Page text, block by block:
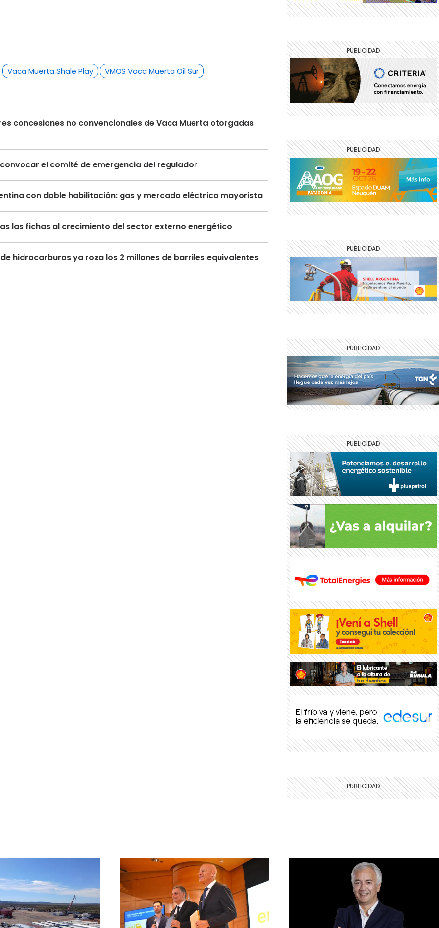
Vaca Muerta Shale Play VMOS Vaca Muerta Oil Sur
concesiones no convencionales de Vaca Muerta otorgadas
el comité de emergencia del regulador
con doble habilitación: gas y mercado eléctrico mayorista
las fichas al crecimiento del sector externo energético
hidrocarburos ya roza los 2 millones de barriles equivalentes